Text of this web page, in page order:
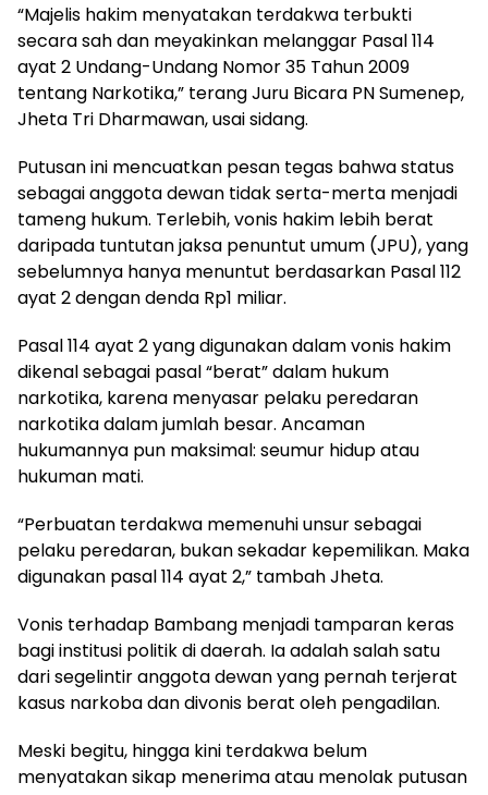
“Majelis hakim menyatakan terdakwa terbukti
secara sah dan meyakinkan melanggar Pasal 114
ayat 2 Undang-Undang Nomor 35 Tahun 2009
tentang Narkotika,” terang Juru Bicara PN Sumenep,
Jheta Tri Dharmawan, usai sidang.
Putusan ini mencuatkan pesan tegas bahwa status
sebagai anggota dewan tidak serta-merta menjadi
tameng hukum. Terlebih, vonis hakim lebih berat
daripada tuntutan jaksa penuntut umum (JPU), yang
sebelumnya hanya menuntut berdasarkan Pasal 112
ayat 2 dengan denda Rp1 miliar.
Pasal 114 ayat 2 yang digunakan dalam vonis hakim
dikenal sebagai pasal “berat” dalam hukum
narkotika, karena menyasar pelaku peredaran
narkotika dalam jumlah besar. Ancaman
hukumannya pun maksimal: seumur hidup atau
hukuman mati.
“Perbuatan terdakwa memenuhi unsur sebagai
pelaku peredaran, bukan sekadar kepemilikan. Maka
digunakan pasal 114 ayat 2,” tambah Jheta.
Vonis terhadap Bambang menjadi tamparan keras
bagi institusi politik di daerah. Ia adalah salah satu
dari segelintir anggota dewan yang pernah terjerat
kasus narkoba dan divonis berat oleh pengadilan.
Meski begitu, hingga kini terdakwa belum
menyatakan sikap menerima atau menolak putusan